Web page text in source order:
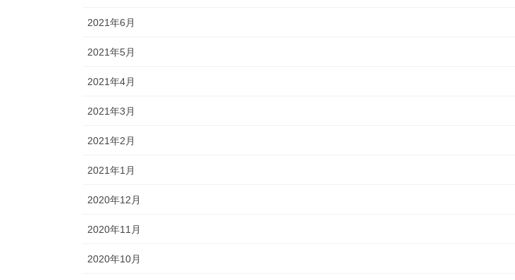
2021年6月
2021年5月
2021年4月
2021年3月
2021年2月
2021年1月
2020年12月
2020年11月
2020年10月